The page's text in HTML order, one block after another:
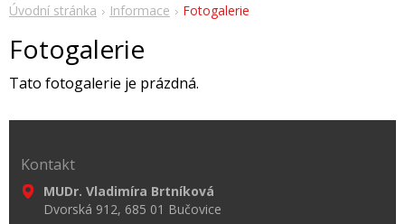
Úvodní stránka Informace Fotogalerie
Fotogalerie
Tato fotogalerie je prázdná.
Kontakt
MUDr. Vladimíra Brtníková
Dvorská 912, 685 01 Bučovice